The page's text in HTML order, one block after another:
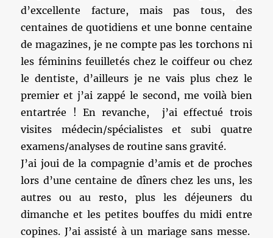
d’excellente facture, mais pas tous, des
centaines de quotidiens et une bonne centaine
de magazines, je ne compte pas les torchons ni
les féminins feuilletés chez le coiffeur ou chez
le dentiste, d’ailleurs je ne vais plus chez le
premier et j’ai zappé le second, me voilà bien
entartrée ! En revanche, j’ai effectué trois
visites médecin/spécialistes et subi quatre
examens/analyses de routine sans gravité.
J’ai joui de la compagnie d’amis et de proches
lors d’une centaine de dîners chez les uns, les
autres ou au resto, plus les déjeuners du
dimanche et les petites bouffes du midi entre
copines. J’ai assisté à un mariage sans messe.